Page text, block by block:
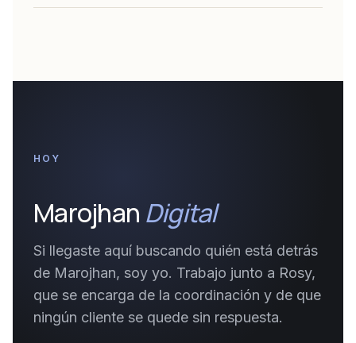
HOY
Marojhan Digital
Si llegaste aquí buscando quién está detrás
de Marojhan, soy yo. Trabajo junto a Rosy,
que se encarga de la coordinación y de que
ningún cliente se quede sin respuesta.